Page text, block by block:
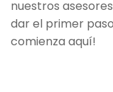
nuestros
dar el primer
comienza aquí!